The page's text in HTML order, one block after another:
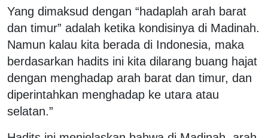
Yang dimaksud dengan “hadaplah arah barat
dan timur” adalah ketika kondisinya di Madinah.
Namun kalau kita berada di Indonesia, maka
berdasarkan hadits ini kita dilarang buang hajat
dengan menghadap arah barat dan timur, dan
diperintahkan menghadap ke utara atau
selatan.”